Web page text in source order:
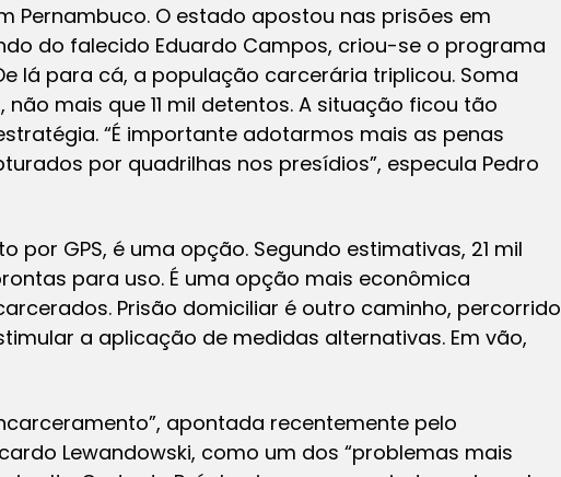
Pernambuco. O estado apostou nas prisões em
do falecido Eduardo Campos, criou-se o programa
lá para cá, a população carcerária triplicou. Soma
mais que 11 mil detentos. A situação ficou tão
“É importante adotarmos mais as penas
por quadrilhas nos presídios”, especula Pedro
GPS, é uma opção. Segundo estimativas, 21 mil
para uso. É uma opção mais econômica
Prisão domiciliar é outro caminho, percorrido
a aplicação de medidas alternativas. Em vão,
apontada recentemente pelo
Lewandowski, como um dos “problemas mais